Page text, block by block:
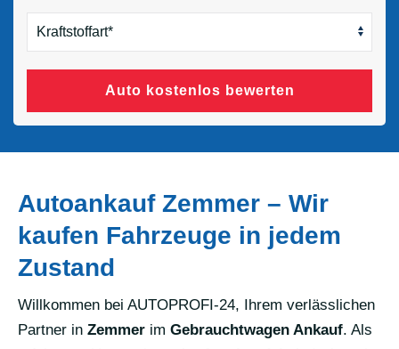
Auto kostenlos bewerten
Autoankauf Zemmer – Wir
kaufen Fahrzeuge in jedem
Zustand
Willkommen bei AUTOPROFI-24, Ihrem verlässlichen
Partner in Zemmer im Gebrauchtwagen Ankauf. Als